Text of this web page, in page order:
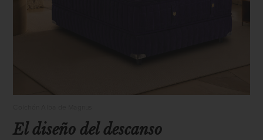
El diseño del descanso